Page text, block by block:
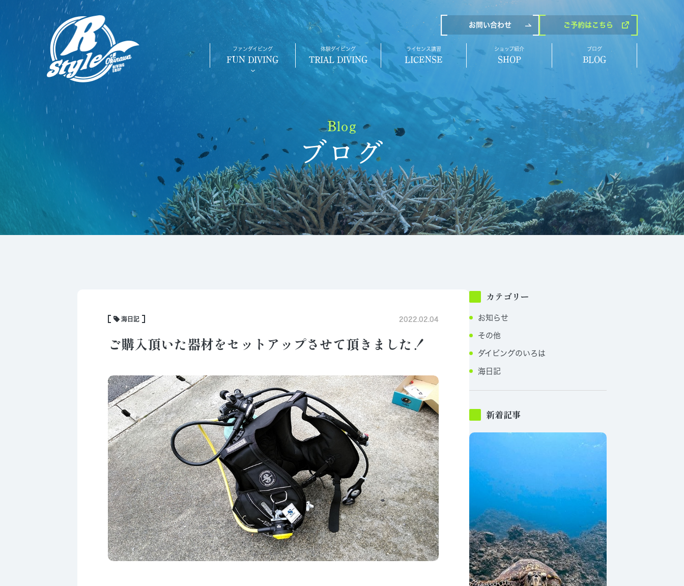
お問い合わせ ご予約はこちら
ファンダイビング
FUN DIVING
体験ダイビング
TRIAL DIVING
ライセンス講習
LICENSE
ショップ紹介
SHOP
ブログ
BLOG
Blog
ブログ
海日記 2022.02.04
ご購入頂いた器材をセットアップさせて頂きました！
カテゴリー
お知らせ
その他
ダイビングのいろは
海日記
新着記事